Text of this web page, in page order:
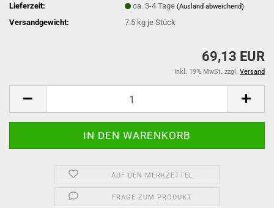
Lieferzeit:
ca. 3-4 Tage(Ausland abweichend)
Versandgewicht: 7.5 kg je Stück
69,13 EUR
inkl. 19% MwSt. zzgl. Versand
AUF DEN MERKZETTEL
FRAGE ZUM PRODUKT